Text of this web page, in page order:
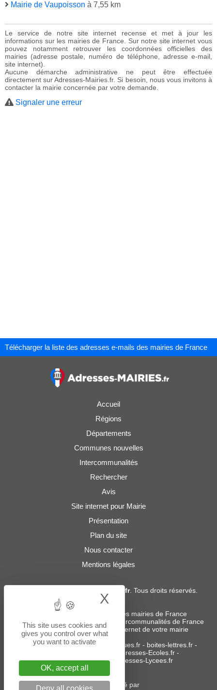
Mairie de Vaupoisson à 7,55 km
Le service de notre site internet recense et met à jour les
informations sur les mairies de France. Sur notre site internet vous
pouvez notamment retrouver les coordonnées officielles des
mairies (adresse postale, numéro de téléphone, adresse e-mail,
site internet).
Aucune démarche administrative ne peut être effectuée
directement sur Adresses-Mairies.fr. Si besoin, nous vous invitons à
contacter la mairie concernée par votre demande.
Signaler une erreur
Télécharger la liste des adresses e-mails des mairies de France
Accueil
Régions
Départements
Communes nouvelles
Intercommunalités
Rechercher
Avis
Site internet pour Mairie
Présentation
Plan du site
Nous contacter
Mentions légales
Adresses-Mairies.fr. Tous droits réservés.
Services :
Liste des adresses e-mails des mairies de France
Liste des adresses e-mails des intercommunalités de France
-Création ou refonte du site internet de votre mairie
Sites partenaires:donneespubliques.fr- boites-lettres.fr-
Adresses-Ecoles.fr -
Adresses-Colleges.fr- Adresses-Lycees.fr
Un service édité par
This site uses cookies and
gives you control over what
you want to activate
OK, accept all
Deny all cookies
X